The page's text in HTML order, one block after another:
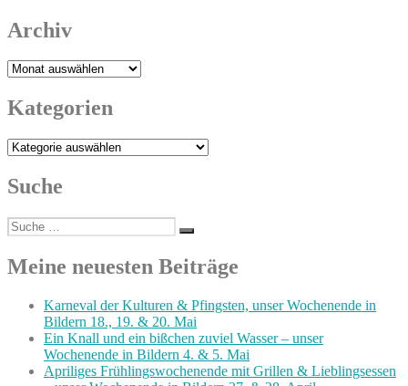
Archiv
Archiv
Kategorien
Kategorien
Suche
Suche
nach:
Suchen
Meine neuesten Beiträge
Karneval der Kulturen & Pfingsten, unser Wochenende in
Bildern 18., 19. & 20. Mai
Ein Knall und ein bißchen zuviel Wasser – unser
Wochenende in Bildern 4. & 5. Mai
Apriliges Frühlingswochenende mit Grillen & Lieblingsessen